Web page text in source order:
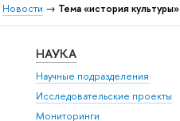
Новости → Тема «история культуры»
НАУКА
Научные подразделения
Исследовательские проекты
Мониторинги